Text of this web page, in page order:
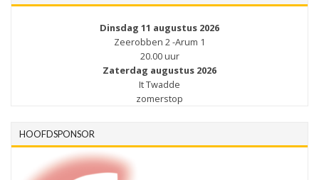
Dinsdag 11 augustus 2026
Zeerobben 2 -Arum 1
20.00 uur
Zaterdag augustus 2026
It Twadde
zomerstop
HOOFDSPONSOR